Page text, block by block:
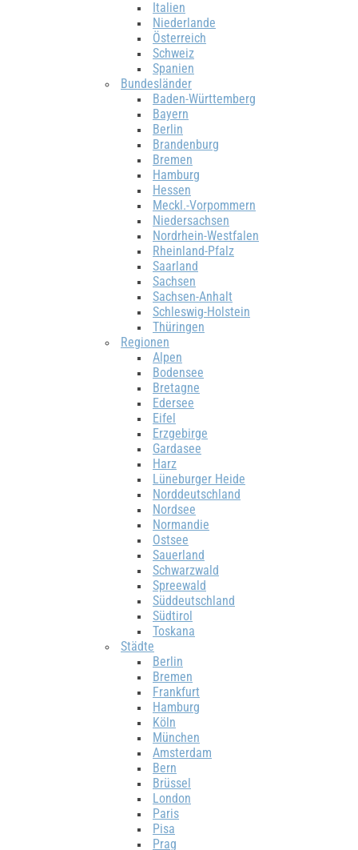
Italien
Niederlande
Österreich
Schweiz
Spanien
Bundesländer
Baden-Württemberg
Bayern
Berlin
Brandenburg
Bremen
Hamburg
Hessen
Meckl.-Vorpommern
Niedersachsen
Nordrhein-Westfalen
Rheinland-Pfalz
Saarland
Sachsen
Sachsen-Anhalt
Schleswig-Holstein
Thüringen
Regionen
Alpen
Bodensee
Bretagne
Edersee
Eifel
Erzgebirge
Gardasee
Harz
Lüneburger Heide
Norddeutschland
Nordsee
Normandie
Ostsee
Sauerland
Schwarzwald
Spreewald
Süddeutschland
Südtirol
Toskana
Städte
Berlin
Bremen
Frankfurt
Hamburg
Köln
München
Amsterdam
Bern
Brüssel
London
Paris
Pisa
Prag